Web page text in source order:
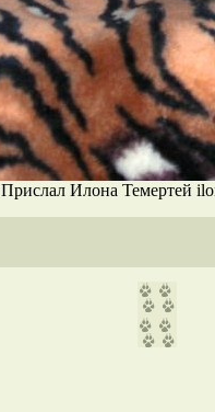
Прислал Илона Темертей